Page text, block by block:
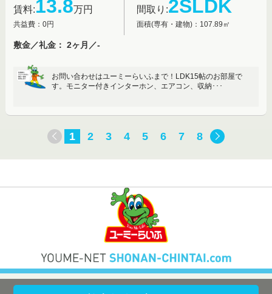
賃料:13.8万円
共益費：0円
間取り:2SLDK
面積(専有・建物)：107.89㎡
敷金／礼金： 2ヶ月／-
お問い合わせはユーミーらいふまで！LDK15帖のお部屋で
す。モニター付きインターホン、エアコン、収納･･･
1 2 3 4 5 6 7 8